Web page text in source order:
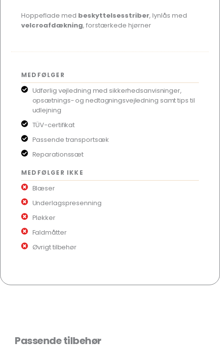
Hoppeflade med beskyttelsesstriber, lynlås med
velcroafdækning, forstærkede hjørner
MEDFØLGER
Udførlig vejledning med sikkerhedsanvisninger,
opsætnings- og nedtagningsvejledning samt tips til
udlejning
TÜV-certifikat
Passende transportsæk
Reparationssæt
MEDFØLGER IKKE
Blæser
Underlagspresenning
Pløkker
Faldmåtter
Øvrigt tilbehør
Passende tilbehør